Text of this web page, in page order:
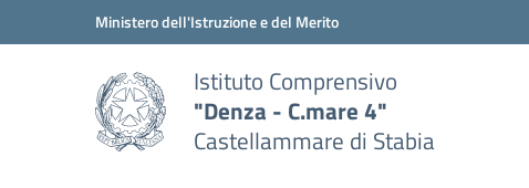
Vai ai contenuti
Vai al menu di navigazioneMinistero dell'Istruzione e del Merito
Istituto Comprensivo
"Denza - C.mare 4"
Castellammare di Stabia